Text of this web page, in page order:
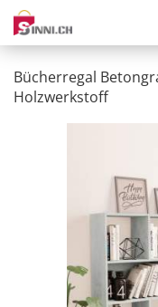
Bücherregal
Holzwerkstoff